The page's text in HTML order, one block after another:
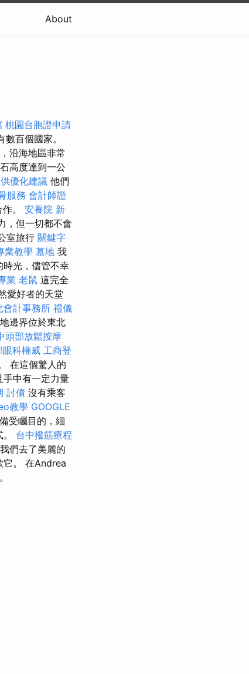
About
桃園台胞證申請
百個國家。
沿海地區非常
高度達到一公
優化建議 他們
服務 會計師證
。 安養院 新
，但一切都不會
室旅行 關鍵字
業教學 墓地 我
時光，儘管不幸
業 老鼠 這完全
愛好者的天堂
會計事務所 禮儀
邊界位於東北
頭部放鬆按摩
眼科權威 工商登
在這個驚人的
手中有一定力量
討債 沒有乘客
教學 GOOGLE
受矚目的，細
台中撥筋療程
們去了美麗的
它。 在Andrea